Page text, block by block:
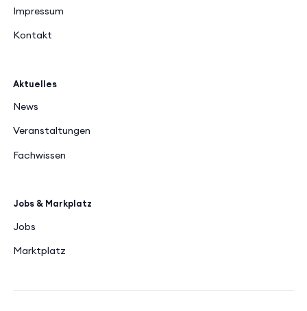
Impressum
Kontakt
Aktuelles
News
Veranstaltungen
Fachwissen
Jobs & Markplatz
Jobs
Marktplatz